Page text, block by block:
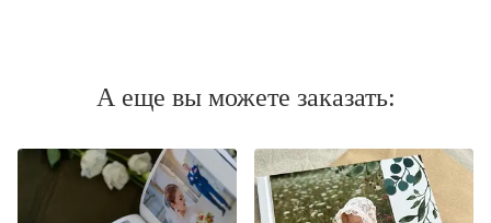
А еще вы можете заказать: